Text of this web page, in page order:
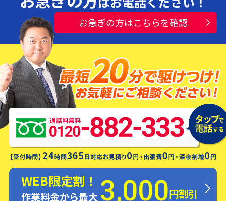
お急ぎの方はこちらを確認
水漏れ・つまり・修理お電話一本ですぐ
にお伺いします！
WEB限定割！
作業料金から最大 3,000円割引